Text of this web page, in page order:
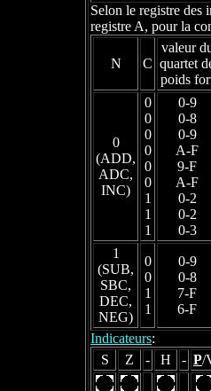
Selon le registre des
registre A, pour la
N C
valeur
quartet
poids
0
(ADD,
ADC,
INC)
0
0
0
0
0
0
1
1
1
0-9
0-8
0-9
A-F
9-F
A-F
0-2
0-2
0-3
1
(SUB,
SBC,
DEC,
NEG)
0
0
1
1
0-9
0-8
7-F
6-F
Indicateurs:
S
Z - H - P/